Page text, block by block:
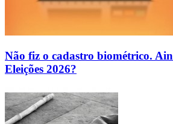
Não fiz o cadastro biométrico.
Eleições 2026?